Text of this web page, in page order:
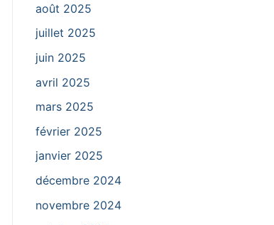
août 2025
juillet 2025
juin 2025
avril 2025
mars 2025
février 2025
janvier 2025
décembre 2024
novembre 2024